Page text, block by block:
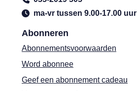
Abonneren
Abonnementsvoorwaarden
Word abonnee
Geef een abonnement cadeau
ma-vr tussen 9.00-17.00 uur